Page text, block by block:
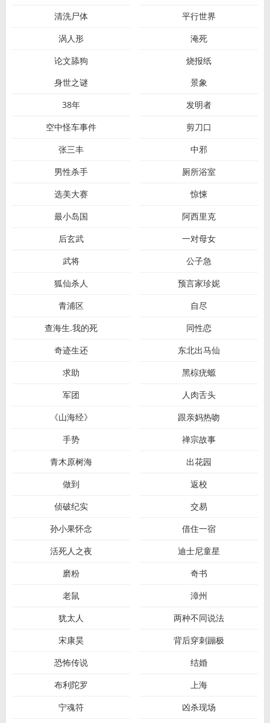
清洗尸体
平行世界
涡人形
淹死
论文舔狗
烧报纸
身世之谜
景象
38年
发明者
空中怪车事件
剪刀口
张三丰
中邪
男性杀手
厕所浴室
选美大赛
惊悚
最小岛国
阿西里克
后玄武
一对母女
武将
公子急
狐仙杀人
预言家珍妮
青浦区
自尽
查海生.我的死
同性恋
奇迹生还
东北出马仙​
求助
黑棕疣螈
军团
人肉舌头
《山海经》
跟亲妈热吻
手势
禅宗故事
青木原树海
出花园
做到
返校
侦破纪实
交易
孙小果怀念
借住一宿
活死人之夜
迪士尼童星
磨粉
奇书
老鼠
漳州
犹太人
两种不同说法
宋康昊
背后穿刺蹦极
恐怖传说
结婚
布利陀罗
上海
宁魂符
凶杀现场